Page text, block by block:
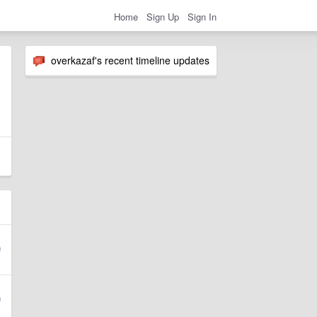
Home Sign Up Sign In
overkazaf's recent timeline updates